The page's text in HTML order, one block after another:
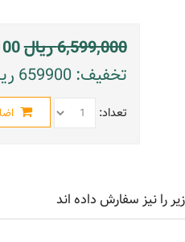
6,599,000ریال
تخفیف: 659900 ریال (10%)
تعداد:
را نیز سفارش داده اند